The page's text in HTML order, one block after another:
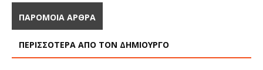
ΠΑΡΟΜΟΙΑ ΑΡΘΡΑ
ΠΕΡΙΣΣΟΤΕΡΑ ΑΠΟ ΤΟΝ ΔΗΜΙΟΥΡΓΟ